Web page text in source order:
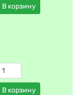
В корзину
В корзину